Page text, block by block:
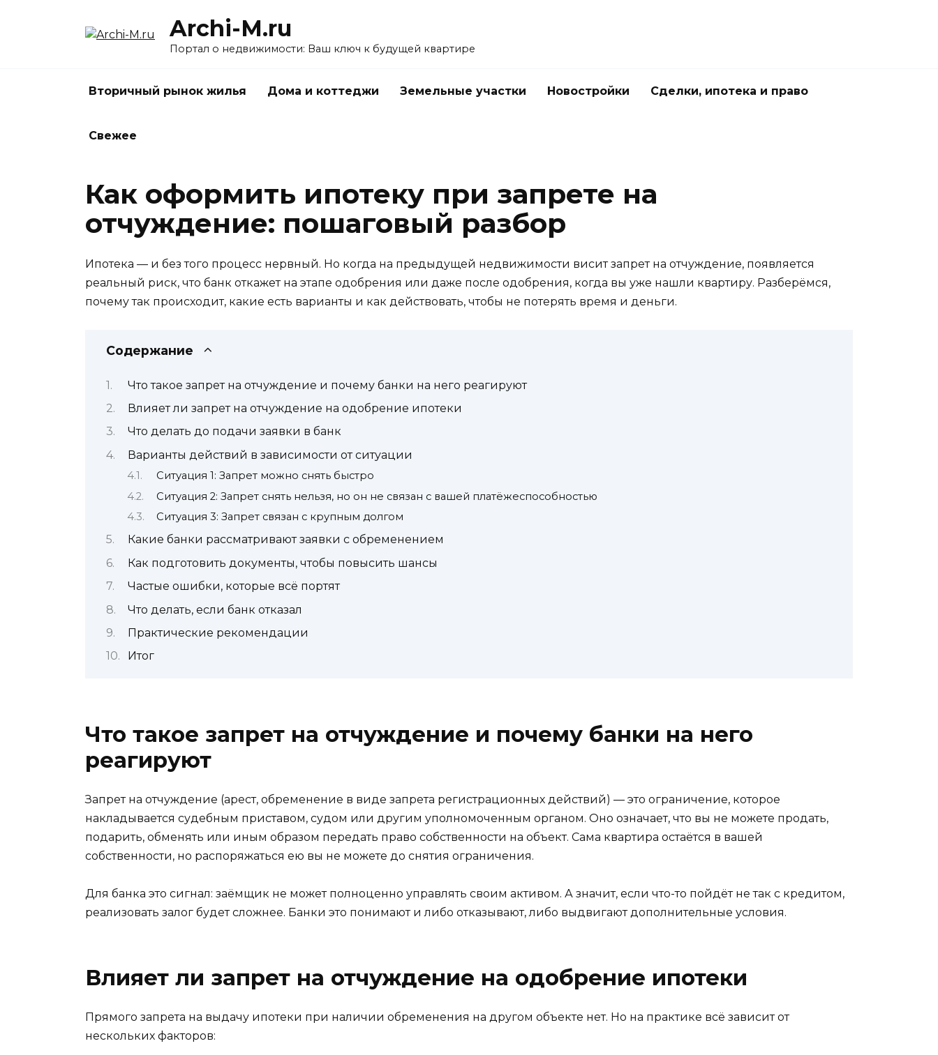
Archi-M.ru
Портал о недвижимости: Ваш ключ к будущей квартире
Вторичный рынок жилья Дома и коттеджи Земельные участки Новостройки Сделки, ипотека и право
Свежее
Как оформить ипотеку при запрете на
отчуждение: пошаговый разбор
Ипотека — и без того процесс нервный. Но когда на предыдущей недвижимости висит запрет на отчуждение, появляется
реальный риск, что банк откажет на этапе одобрения или даже после одобрения, когда вы уже нашли квартиру. Разберёмся,
почему так происходит, какие есть варианты и как действовать, чтобы не потерять время и деньги.
Содержание
Что такое запрет на отчуждение и почему банки на него реагируют
Влияет ли запрет на отчуждение на одобрение ипотеки
Что делать до подачи заявки в банк
Варианты действий в зависимости от ситуации
Ситуация 1: Запрет можно снять быстро
Ситуация 2: Запрет снять нельзя, но он не связан с вашей платёжеспособностью
Ситуация 3: Запрет связан с крупным долгом
Какие банки рассматривают заявки с обременением
Как подготовить документы, чтобы повысить шансы
Частые ошибки, которые всё портят
Что делать, если банк отказал
Практические рекомендации
Итог
Что такое запрет на отчуждение и почему банки на него
реагируют
Запрет на отчуждение (арест, обременение в виде запрета регистрационных действий) — это ограничение, которое
накладывается судебным приставом, судом или другим уполномоченным органом. Оно означает, что вы не можете продать,
подарить, обменять или иным образом передать право собственности на объект. Сама квартира остаётся в вашей
собственности, но распоряжаться ею вы не можете до снятия ограничения.
Для банка это сигнал: заёмщик не может полноценно управлять своим активом. А значит, если что-то пойдёт не так с кредитом,
реализовать залог будет сложнее. Банки это понимают и либо отказывают, либо выдвигают дополнительные условия.
Влияет ли запрет на отчуждение на одобрение ипотеки
Прямого запрета на выдачу ипотеки при наличии обременения на другом объекте нет. Но на практике всё зависит от
нескольких факторов: